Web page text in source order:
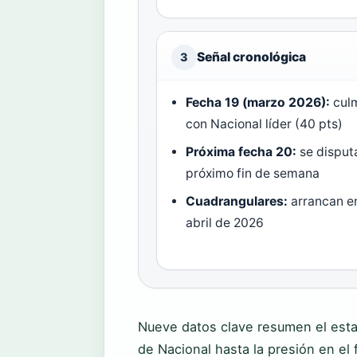
3 Señal cronológica
Fecha 19 (marzo 2026):
con Nacional líder (40 pts)
Próxima fecha 20: se
próximo fin de semana
Cuadrangulares: arrancan
abril de 2026
Nueve datos clave resumen el
de Nacional hasta la presión en